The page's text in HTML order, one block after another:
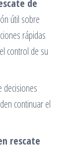
de
útil sobre
rápidas
control de su
decisiones
continuar el
rescate